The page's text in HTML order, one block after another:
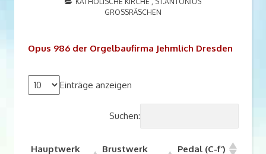
GROSSRÄSCHEN
Opus 986 der Orgelbaufirma Jehmlich Dresden
Einträge anzeigen
Suchen:
Hauptwerk
Brustwerk
Pedal (C-f‘)